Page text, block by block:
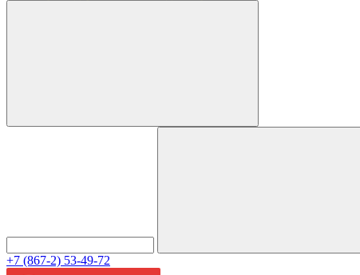
+7 (867-2) 53-49-72